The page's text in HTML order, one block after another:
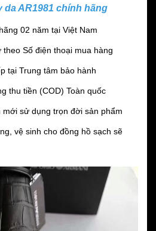
da AR1981 chính hãng
02 năm tại Việt Nam
theo Số điện thoại mua hàng
tại Trung tâm bảo hành
thu tiền (COD) Toàn quốc
mới sử dụng trọn đời sản phẩm
vệ sinh cho đồng hồ sạch sẽ